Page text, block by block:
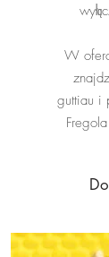
W
guttiau i